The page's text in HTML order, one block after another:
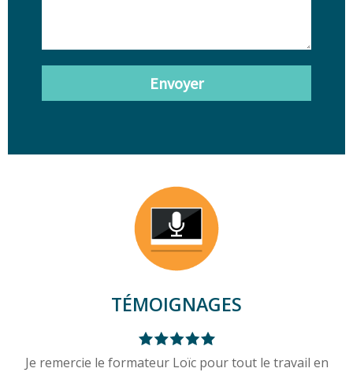
Envoyer
TÉMOIGNAGES
Je remercie le formateur Loïc pour tout le travail en